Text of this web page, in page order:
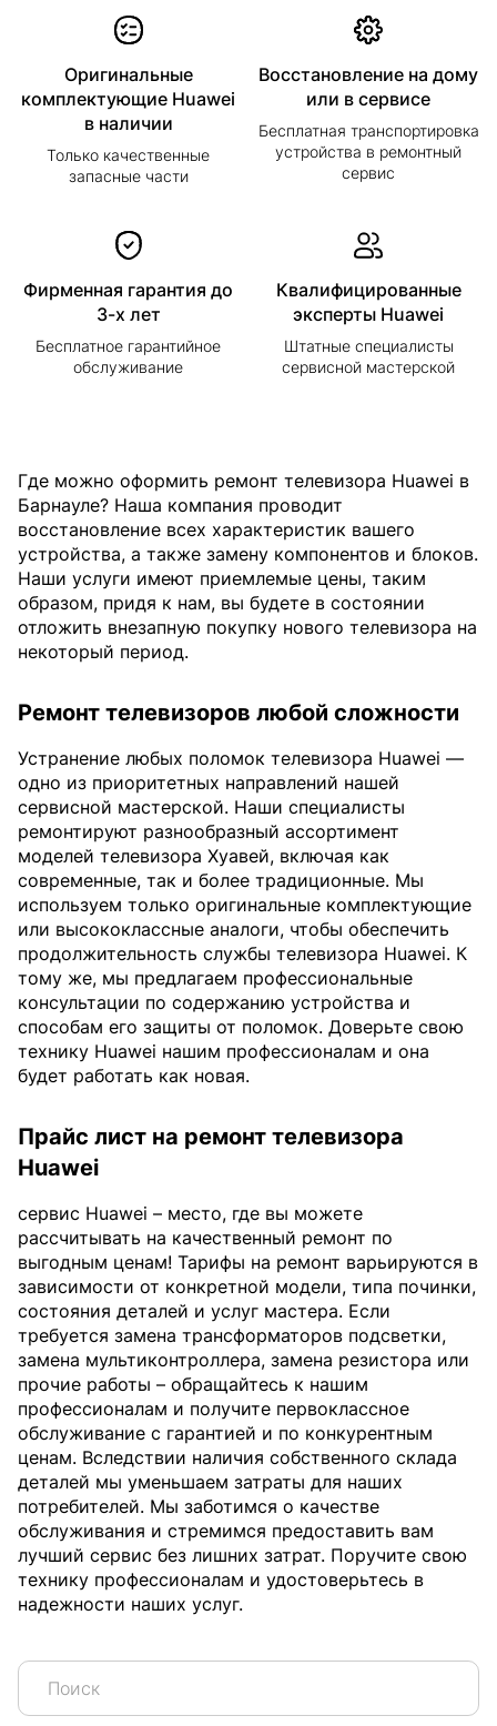
Оригинальные
комплектующие Huawei
в наличии
Только качественные
запасные части
Восстановление на дому
или в сервисе
Бесплатная транспортировка
устройства в ремонтный
сервис
Фирменная гарантия до
3-х лет
Бесплатное гарантийное
обслуживание
Квалифицированные
эксперты Huawei
Штатные специалисты
сервисной мастерской
Где можно оформить ремонт телевизора Huawei в
Барнауле? Наша компания проводит
восстановление всех характеристик вашего
устройства, а также замену компонентов и блоков.
Наши услуги имеют приемлемые цены, таким
образом, придя к нам, вы будете в состоянии
отложить внезапную покупку нового телевизора на
некоторый период.
Ремонт телевизоров любой сложности
Устранение любых поломок телевизора Huawei —
одно из приоритетных направлений нашей
сервисной мастерской. Наши специалисты
ремонтируют разнообразный ассортимент
моделей телевизора Хуавей, включая как
современные, так и более традиционные. Мы
используем только оригинальные комплектующие
или высококлассные аналоги, чтобы обеспечить
продолжительность службы телевизора Huawei. К
тому же, мы предлагаем профессиональные
консультации по содержанию устройства и
способам его защиты от поломок. Доверьте свою
технику Huawei нашим профессионалам и она
будет работать как новая.
Прайс лист на ремонт телевизора
Huawei
сервис Huawei – место, где вы можете
рассчитывать на качественный ремонт по
выгодным ценам! Тарифы на ремонт варьируются в
зависимости от конкретной модели, типа починки,
состояния деталей и услуг мастера. Если
требуется замена трансформаторов подсветки,
замена мультиконтроллера, замена резистора или
прочие работы – обращайтесь к нашим
профессионалам и получите первоклассное
обслуживание с гарантией и по конкурентным
ценам. Вследствии наличия собственного склада
деталей мы уменьшаем затраты для наших
потребителей. Мы заботимся о качестве
обслуживания и стремимся предоставить вам
лучший сервис без лишних затрат. Поручите свою
технику профессионалам и удостоверьтесь в
надежности наших услуг.